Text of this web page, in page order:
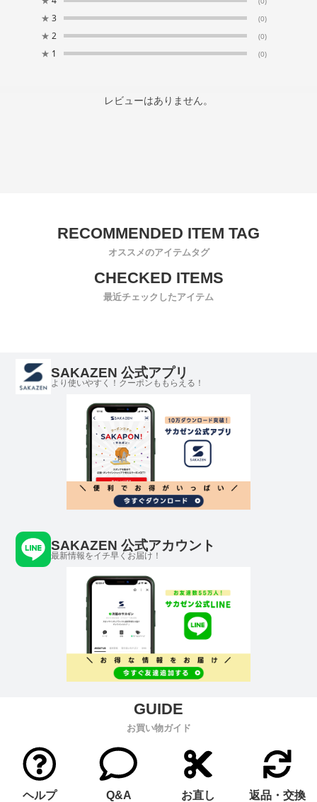
★ 3 (0)
★ 2 (0)
★ 1 (0)
レビューはありません。
オススメのアイテムタグ
最近チェックしたアイテム
SAKAZEN 公式アプリ
より使いやすく！クーポンももらえる！
SAKAZEN 公式アカウント
最新情報をイチ早くお届け！
お買い物ガイド
ヘルプ Q&A お直し 返品・交換